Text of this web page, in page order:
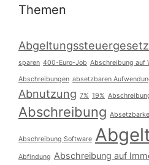
Themen
Abgeltungssteuergesetz
sparen 400-Euro-Job Abschreibung auf
Abschreibungen absetzbaren
Abnutzung 7% 19%
Abschreibung
Abschreibung Software
Abfindung Abschreibung auf